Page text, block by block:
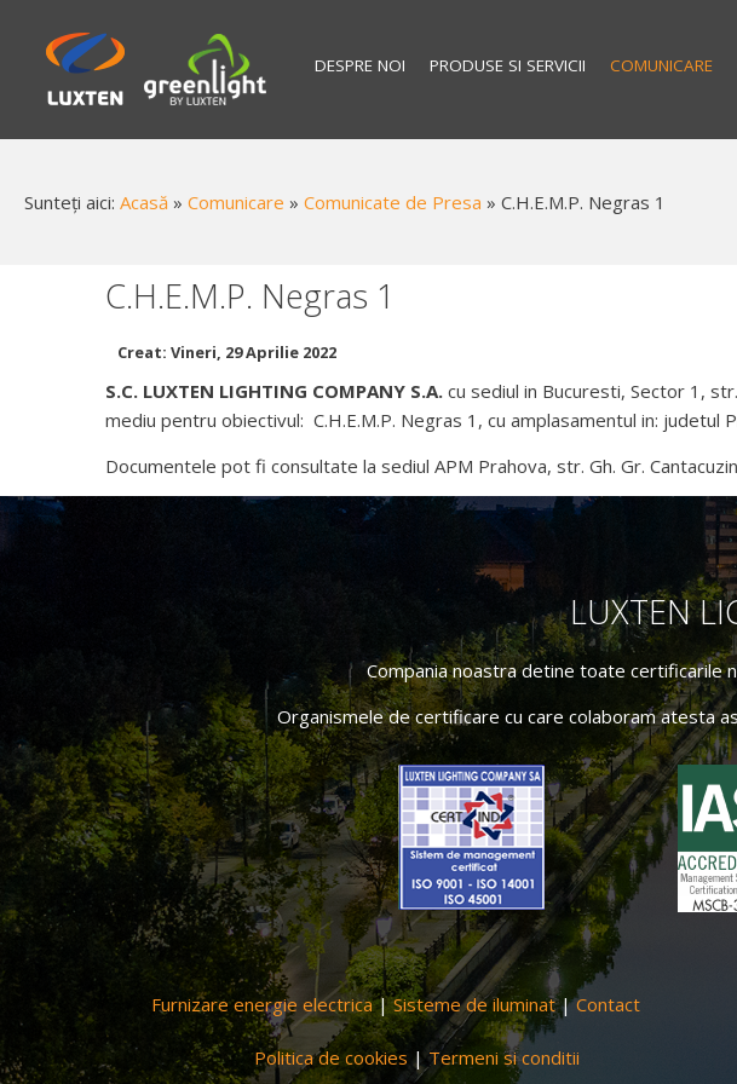
DESPRE NOI PRODUSE SI SERVICII COMUNICARE
Sunteți aici: Acasă » Comunicare » Comunicate de Presa » C.H.E.M.P. Negras 1
C.H.E.M.P. Negras 1
Creat: Vineri, 29 Aprilie 2022
S.C. LUXTEN LIGHTING COMPANY S.A. cu sediul in Bucuresti, Sector 1,
mediu pentru obiectivul: C.H.E.M.P. Negras 1, cu amplasamentul in: judetul
Documentele pot fi consultate la sediul APM Prahova, str. Gh. Gr.
LUXTEN
Compania noastra detine toate certificarile
Organismele de certificare cu care colaboram atesta
Furnizare energie electrica|Sisteme de iluminat|Contact
Politica de cookies |Termeni si conditii